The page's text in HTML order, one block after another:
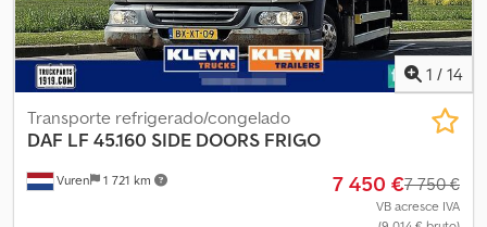
1 / 14
Vuren 1 721 km
Transporte refrigerado/congelado
DAF LF 45.160 SIDE DOORS FRIGO
7 450 €7 750 €
VB acresce IVA